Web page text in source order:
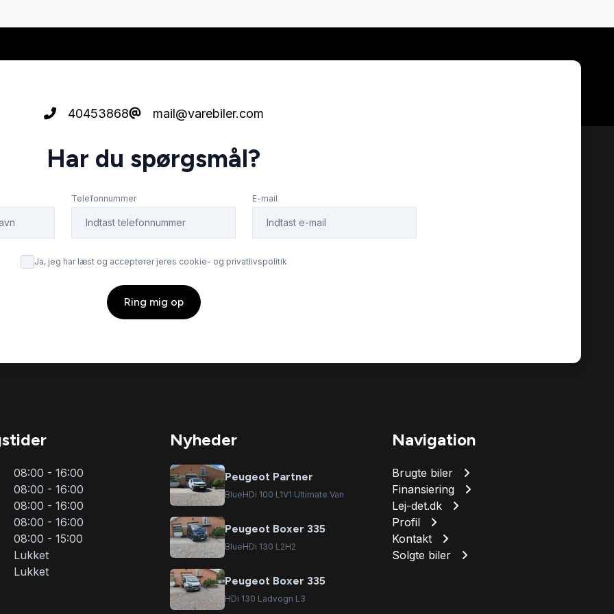
40453868 mail@varebiler.com
Har du spørgsmål?
Telefonnummer E-mail
Ja, jeg har læst og accepterer jeres cookie- og privatlivspolitik
Ring mig op
08:00 - 16:00
08:00 - 16:00
08:00 - 16:00
08:00 - 16:00
08:00 - 15:00
Lukket
Lukket
Nyheder
Peugeot Partner
BlueHDi 100 L1V1 Ultimate Van
Peugeot Boxer 335
BlueHDi 130 L2H2
Peugeot Boxer 335
HDi 130 Ladvogn L3
Navigation
Brugte biler
Finansiering
Lej-det.dk
Profil
Kontakt
Solgte biler